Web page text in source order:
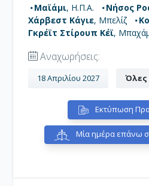
Μαϊάμι, Η.Π.Α. Νήσος
Χάρβεστ Κάγιε, Μπελίζ
Γκρέϊτ Στίρουπ Κέϊ,
Αναχωρήσεις:
18 Απριλίου 2027 Όλες
Εκτύπωση
Μία ημέρα επάνω